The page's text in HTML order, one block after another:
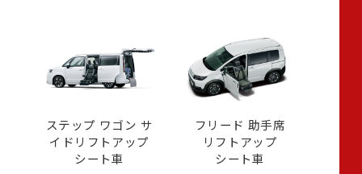
ステップ ワゴン サ
イド リフトアップ
シート車
フリード 助手席
リフトアップ
シート車